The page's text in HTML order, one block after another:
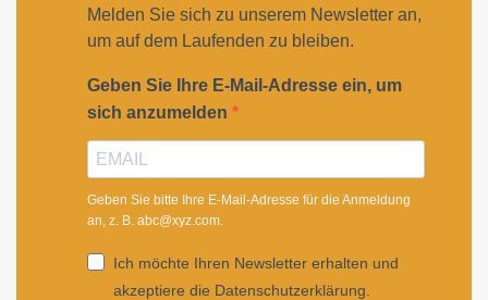
Melden Sie sich zu unserem Newsletter an,
um auf dem Laufenden zu bleiben.
Geben Sie Ihre E-Mail-Adresse ein, um
sich anzumelden
Geben Sie bitte Ihre E-Mail-Adresse für die Anmeldung
an, z. B. abc@xyz.com.
Ich möchte Ihren Newsletter erhalten und
akzeptiere die Datenschutzerklärung.